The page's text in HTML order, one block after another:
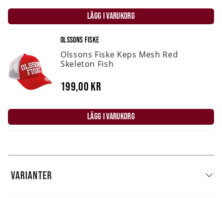
LÄGG I VARUKORG
OLSSONS FISKE
Olssons Fiske Keps Mesh Red
Skeleton Fish
199,00 kr
LÄGG I VARUKORG
VARIANTER